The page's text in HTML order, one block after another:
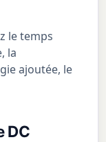
le temps
la
ajoutée, le
DC